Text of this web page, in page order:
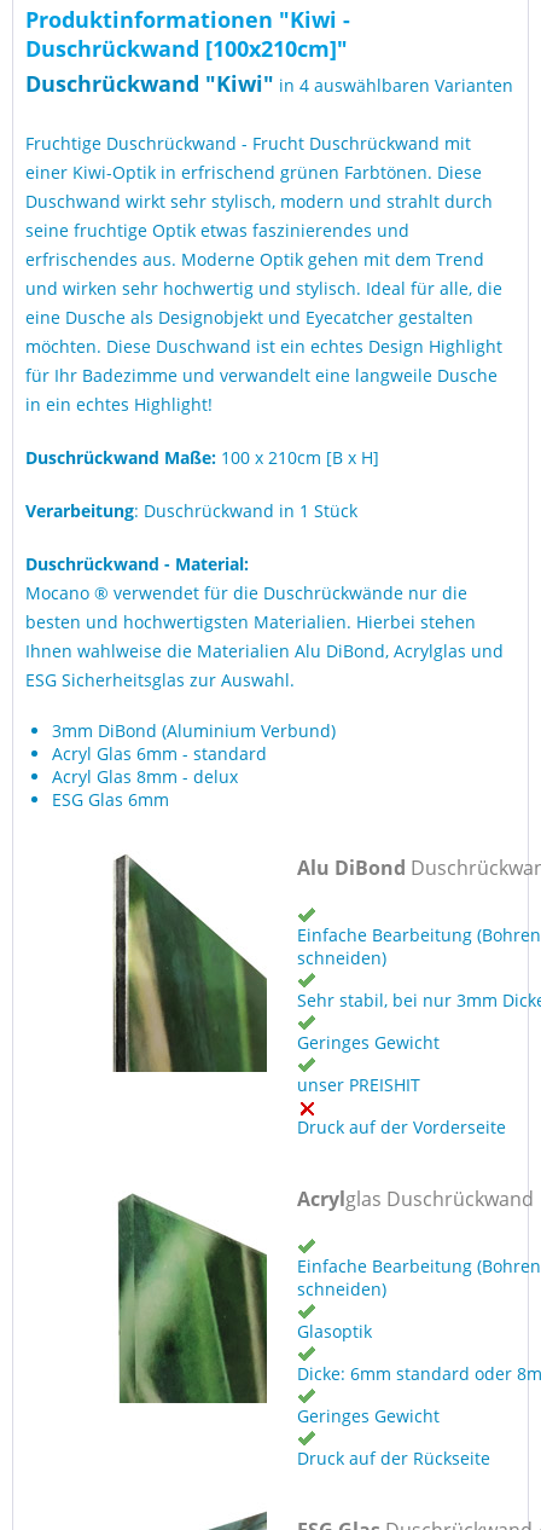
Produktinformationen "Kiwi -
Duschrückwand [100x210cm]"
Duschrückwand "Kiwi" in 4 auswählbaren Varianten
Fruchtige Duschrückwand - Frucht Duschrückwand mit
einer Kiwi-Optik in erfrischend grünen Farbtönen. Diese
Duschwand wirkt sehr stylisch, modern und strahlt durch
seine fruchtige Optik etwas faszinierendes und
erfrischendes aus. Moderne Optik gehen mit dem Trend
und wirken sehr hochwertig und stylisch. Ideal für alle, die
eine Dusche als Designobjekt und Eyecatcher gestalten
möchten. Diese Duschwand ist ein echtes Design Highlight
für Ihr Badezimme und verwandelt eine langweile Dusche
in ein echtes Highlight!
Duschrückwand Maße: 100 x 210cm [B x H]
Verarbeitung: Duschrückwand in 1 Stück
Duschrückwand - Material:
Mocano ® verwendet für die Duschrückwände nur die
besten und hochwertigsten Materialien. Hierbei stehen
Ihnen wahlweise die Materialien Alu DiBond, Acrylglas und
ESG Sicherheitsglas zur Auswahl.
3mm DiBond (Aluminium Verbund)
Acryl Glas 6mm - standard
Acryl Glas 8mm - delux
ESG Glas 6mm
Alu DiBond
Einfache Bearbeitung
schneiden)
Sehr stabil, bei nur 3mm
Geringes Gewicht
unser PREISHIT
Druck auf der Vorderseite
Acrylglas Duschrückwand
Einfache Bearbeitung
schneiden)
Glasoptik
Dicke: 6mm standard oder
Geringes Gewicht
Druck auf der Rückseite